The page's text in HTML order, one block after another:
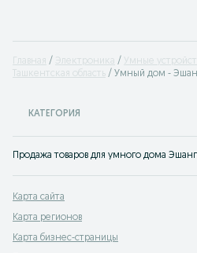
Главная Электроника Умные
Ташкентская область
Умный дом -
КАТЕГОРИЯ
Карта сайта
Карта регионов
Карта бизнес-страницы